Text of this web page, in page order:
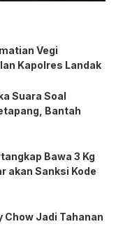
Vegi
Kapolres Landak
Suara Soal
Bantah
Bawa 3 Kg
akan Sanksi Kode
Chow Jadi Tahanan